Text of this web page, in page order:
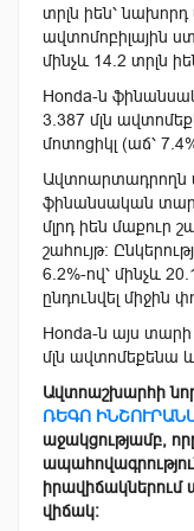
տրլն իեն՝
ավտոմոբիլային
մինչև 14.2 տրլն
Honda-ն
3.387 մլն
մոտոցիկլ (աճ՝
Ավտոարտադրողն
ֆինանսական
մլրդ իեն մաքուր
շահույթ։
6.2%-ով՝ մինչև
ընդունվել միջին
Honda-ն այս
մլն ավտոմեքենա և
Ավտոաշխարհի
ՌԵԳՈ
աջակցությամբ,
իրավիճակներում
վիճակ։